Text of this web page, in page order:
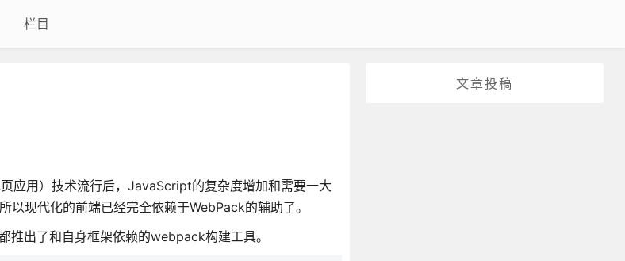
栏目
文章投稿
应用）技术流行后，JavaScript的复杂度增加和需要一大
现代化的前端已经完全依赖于WebPack的辅助了。
出了和自身框架依赖的webpack构建工具。